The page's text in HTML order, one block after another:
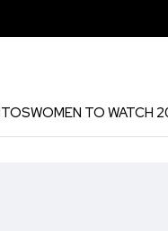
WOMEN TO WATCH